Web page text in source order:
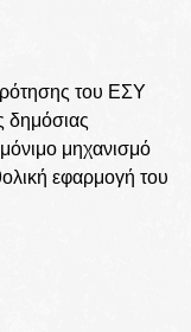
του ΕΣΥ
δημόσιας
μηχανισμό
εφαρμογή του